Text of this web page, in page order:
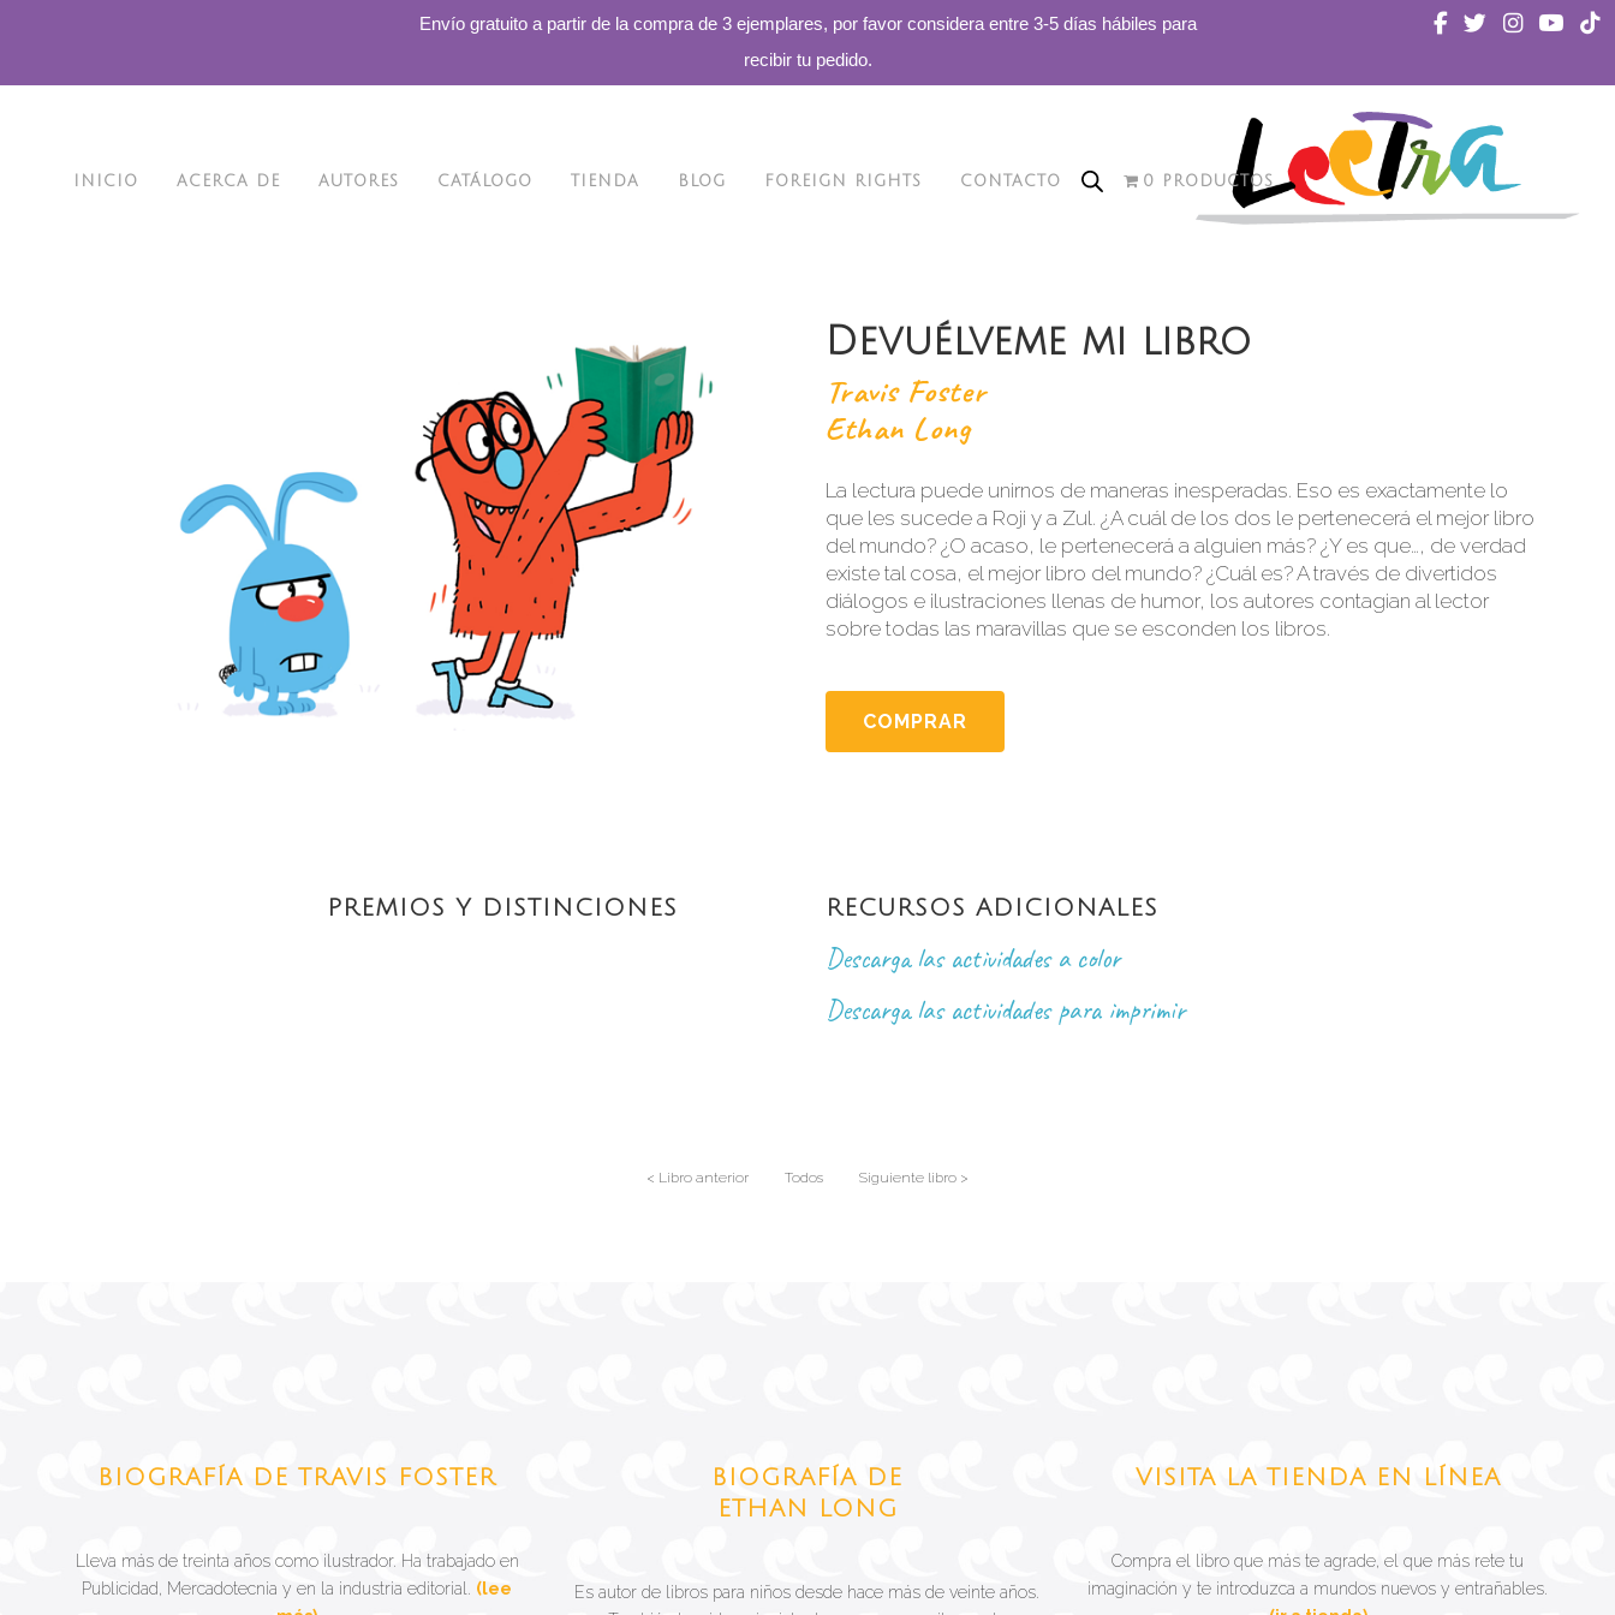
Envío gratuito a partir de la compra de 3 ejemplares, por favor considera entre 3-5 días hábiles para
recibir tu pedido.
INICIO ACERCA DE AUTORES CATÁLOGO TIENDA BLOG FOREIGN RIGHTS CONTACTO 0 PRODUCTOS
Devuélveme mi libro
Travis Foster
Ethan Long
La lectura puede unirnos de maneras inesperadas. Eso es exactamente lo
que les sucede a Roji y a Zul. ¿A cuál de los dos le pertenecerá el mejor libro
del mundo? ¿O acaso, le pertenecerá a alguien más? ¿Y es que…, de verdad
existe tal cosa, el mejor libro del mundo? ¿Cuál es? A través de divertidos
diálogos e ilustraciones llenas de humor, los autores contagian al lector
sobre todas las maravillas que se esconden los libros.
COMPRAR
PREMIOS Y DISTINCIONES RECURSOS ADICIONALES
Descarga las actividades a color
Descarga las actividades para imprimir
< Libro anterior Todos Siguiente libro >
BIOGRAFÍA DE TRAVIS FOSTER
Lleva más de treinta años como ilustrador. Ha trabajado en
Publicidad, Mercadotecnia y en la industria editorial. (lee
BIOGRAFÍA DE
ETHAN LONG
Es autor de libros para niños desde hace más de veinte años.
VISITA LA TIENDA EN LÍNEA
Compra el libro que más te agrade, el que más rete tu
imaginación y te introduzca a mundos nuevos y entrañables.